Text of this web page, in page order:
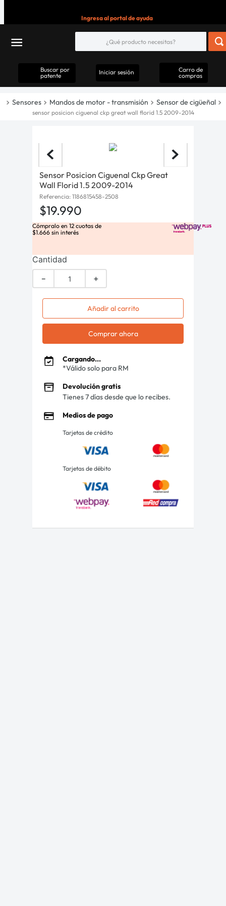
Ingresa al portal de ayuda
Buscar por
patente
Iniciar sesión
Carro de
compras
Sensores Mandos de motor - transmisión Sensor de cigüeñal
sensor posicion ciguenal ckp great wall florid 1.5 2009-2014
Sensor Posicion Ciguenal Ckp Great
Wall Florid 1.5 2009-2014
Referencia: 1186815458-2508
$19.990
Cómpralo en 12 cuotas de
$1.666 sin interés
Cantidad
＋
－
Añadir al carrito
Comprar ahora
Cargando...
*Válido solo para RM
Devolución gratis
Tienes 7 días desde que lo recibes.
Medios de pago
Tarjetas de crédito
Tarjetas de débito